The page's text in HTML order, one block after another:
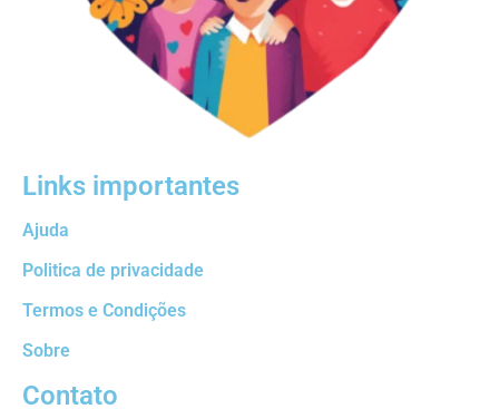
Links importantes
Ajuda
Politica de privacidade
Termos e Condições
Sobre
Contato